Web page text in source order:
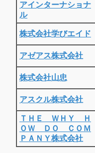
アインターナショナ
ル
株式会社学びエイド
アゼアス株式会社
株式会社山忠
アスクル株式会社
ＴＨＥ ＷＨＹ Ｈ
ＯＷ ＤＯ ＣＯＭ
ＰＡＮＹ株式会社